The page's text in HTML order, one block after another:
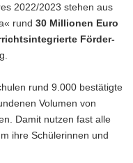
2022/2023 stehen aus
rund 30 Millionen Euro
Förder-
rund 9.000 bestätigte
Volumen von
Damit nutzen fast alle
ihre Schülerinnen und